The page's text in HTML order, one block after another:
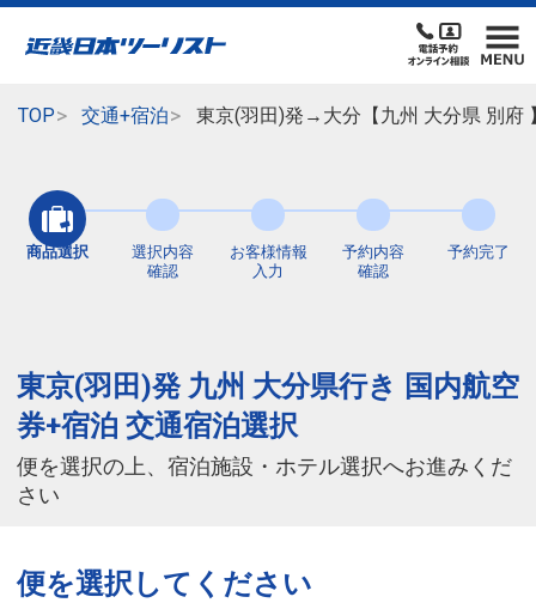
TOP 交通+宿泊 東京(羽田)発→大分【九州 大分県 別府
商品選択
選択内容
確認
お客様情報
入力
予約内容
確認
予約完了
東京(羽田)発 九州 大分県行き 国内航空
券+宿泊 交通宿泊選択
便を選択の上、宿泊施設・ホテル選択へお進みくだ
さい
便を選択してください